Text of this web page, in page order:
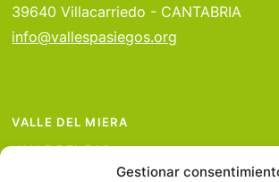
Gestionar
39640 Villacarriedo - CANTABRIA
info@vallespasiegos.org
VALLE DEL MIERA
VALLE DEL PAS
VALLE DEL PISUEÑA